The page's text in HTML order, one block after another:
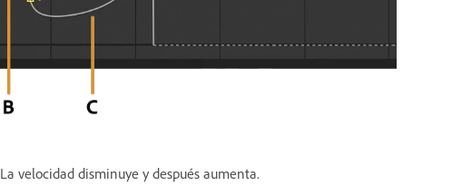
La velocidad disminuye y después aumenta.